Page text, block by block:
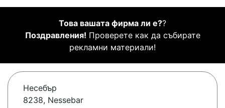
Това вашата фирма ли е??
Поздравления! Проверете как да събирате
рекламни материали!
Несебър
8238, Nessebar